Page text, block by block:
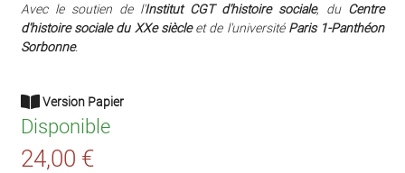
Avec le soutien de l'Institut CGT d'histoire sociale, du Centre
d'histoire sociale du XXe siècleet de l'université Paris 1-Panthéon
Sorbonne.
Version Papier
Disponible
24,00 €